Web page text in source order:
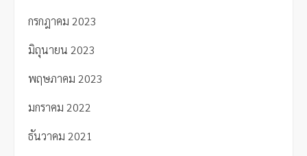
กรกฎาคม 2023
มิถุนายน 2023
พฤษภาคม 2023
มกราคม 2022
ธันวาคม 2021